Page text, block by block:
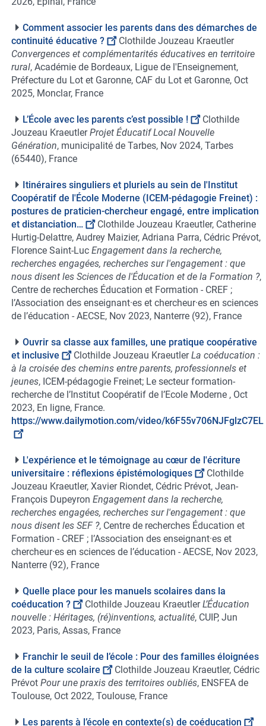
Comment associer les parents dans des démarches de
continuité éducative ?
Clothilde Jouzeau Kraeutler
Convergences et complémentarités éducatives en territoire
rural, Académie de Bordeaux, Ligue de l'Enseignement,
Préfecture du Lot et Garonne, CAF du Lot et Garonne, Oct
2025, Monclar, France
L’École avec les parents c’est possible !
Clothilde
Jouzeau Kraeutler Projet Éducatif Local Nouvelle
Génération, municipalité de Tarbes, Nov 2024, Tarbes
(65440), France
Itinéraires singuliers et pluriels au sein de l'Institut
Coopératif de l'École Moderne (ICEM-pédagogie Freinet) :
postures de praticien-chercheur engagé, entre implication
et distanciation…
Clothilde Jouzeau Kraeutler, Catherine
Hurtig-Delattre, Audrey Maizier, Adriana Parra, Cédric Prévot,
Florence Saint-Luc Engagement dans la recherche,
recherches engagées, recherches sur l'engagement : que
nous disent les Sciences de l'Éducation et de la Formation ?,
Centre de recherches Éducation et Formation - CREF ;
l’Association des enseignant·es et chercheur·es en sciences
de l’éducation - AECSE, Nov 2023, Nanterre (92), France
Ouvrir sa classe aux familles, une pratique coopérative
et inclusive
Clothilde Jouzeau Kraeutler La coéducation :
à la croisée des chemins entre parents, professionnels et
jeunes, ICEM-pédagogie Freinet; Le secteur formation-
recherche de l’Institut Coopératif de l’Ecole Moderne , Oct
2023, En ligne, France.
https://www.dailymotion.com/video/k6F55v706NJFglzC7EL
L'expérience et le témoignage au cœur de l'écriture
universitaire : réflexions épistémologiques
Clothilde
Jouzeau Kraeutler, Xavier Riondet, Cédric Prévot, Jean-
François Dupeyron Engagement dans la recherche,
recherches engagées, recherches sur l'engagement : que
nous disent les SEF ?, Centre de recherches Éducation et
Formation - CREF ; l’Association des enseignant·es et
chercheur·es en sciences de l’éducation - AECSE, Nov 2023,
Nanterre (92), France
Quelle place pour les manuels scolaires dans la
coéducation ?
Clothilde Jouzeau Kraeutler L’Éducation
nouvelle : Héritages, (ré)inventions, actualité, CUIP, Jun
2023, Paris, Assas, France
Franchir le seuil de l’école : Pour des familles éloignées
de la culture scolaire
Clothilde Jouzeau Kraeutler, Cédric
Prévot Pour une praxis des territoires oubliés, ENSFEA de
Toulouse, Oct 2022, Toulouse, France
Les parents à l’école en contexte(s) de coéducation